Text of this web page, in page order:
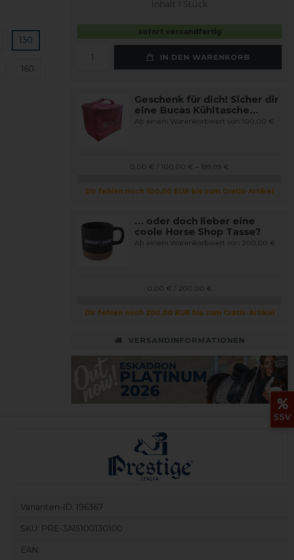
130
160
Inhalt 1 Stück
sofort versandfertig
IN DEN WARENKORB
Geschenk für dich! Sicher dir
eine Bucas Kühltasche...
Ab einem Warenkorbwert von 100,00 €
0,00 € / 100,00 € – 199,99 €
Dir fehlen noch 100,00 EUR bis zum Gratis-Artikel
... oder doch lieber eine
coole Horse Shop Tasse?
Ab einem Warenkorbwert von 200,00 €
0,00 € / 200,00 €
Dir fehlen noch 200,00 EUR bis zum Gratis-Artikel
VERSANDINFORMATIONEN
Varianten-ID: 196367
SKU: PRE-3A15100130100
EAN:
SSV